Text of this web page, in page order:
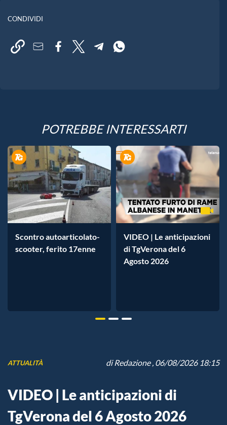
CONDIVIDI
POTREBBE INTERESSARTI
Scontro autoarticolato-
scooter, ferito 17enne
VIDEO | Le anticipazioni
di TgVerona del 6
Agosto 2026
ATTUALITÀ diRedazione, 06/08/2026 18:15
VIDEO | Le anticipazioni di
TgVerona del 6 Agosto 2026